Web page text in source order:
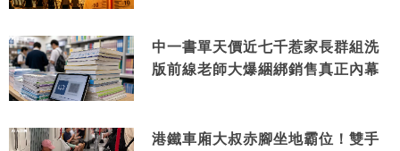
中一書單天價近七千惹家長群組洗
版前線老師大爆綑綁銷售真正內幕
港鐵車廂大叔赤腳坐地霸位！雙手